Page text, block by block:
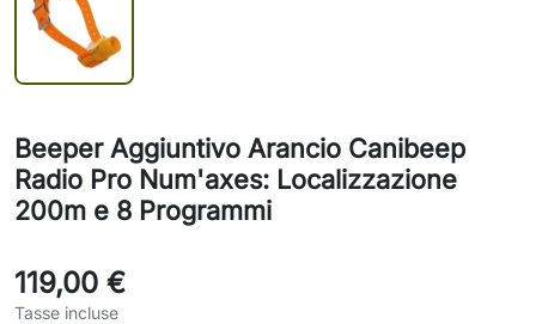
Beeper Aggiuntivo Arancio Canibeep
Radio Pro Num'axes: Localizzazione
200m e 8 Programmi
119,00 €
Tasse incluse